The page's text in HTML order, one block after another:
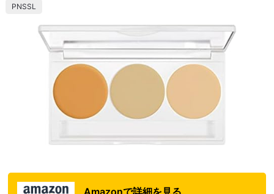
PNSSL
Amazonで詳細を見る